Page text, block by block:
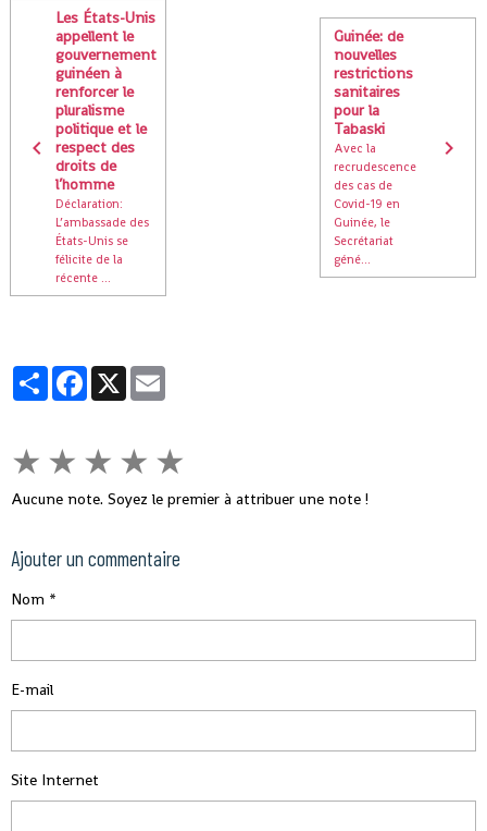
Les États-Unis
appellent le
gouvernement
guinéen à
renforcer le
pluralisme
politique et le
respect des
droits de
l’homme
Déclaration:
L’ambassade des
États-Unis se
félicite de la
récente ...
Guinée: de
nouvelles
restrictions
sanitaires
pour la
Tabaski
Avec la
recrudescence
des cas de
Covid-19 en
Guinée, le
Secrétariat
géné...
PartagerFacebook
X
★ ★ ★ ★ ★
Aucune note. Soyez le premier à attribuer une note !
Ajouter un commentaire
Nom
E-mail
Site Internet